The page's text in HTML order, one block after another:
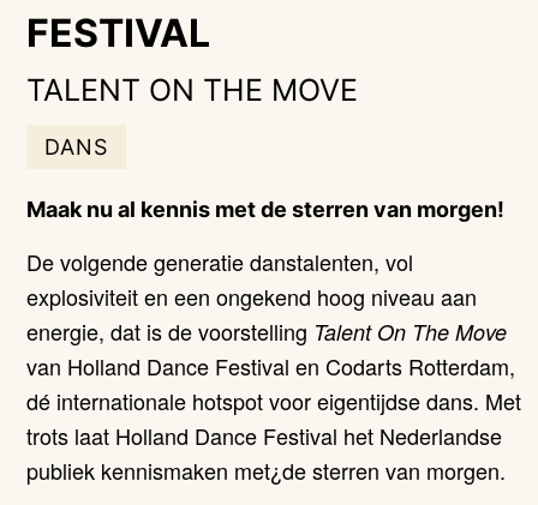
FESTIVAL
TALENT ON THE MOVE
DANS
Maak nu al kennis met de sterren van morgen!
De volgende generatie danstalenten, vol
explosiviteit en een ongekend hoog niveau aan
energie, dat is de voorstelling Talent On The Move
van Holland Dance Festival en Codarts Rotterdam,
dé internationale hotspot voor eigentijdse dans. Met
trots laat Holland Dance Festival het Nederlandse
publiek kennismaken met¿de sterren van morgen.